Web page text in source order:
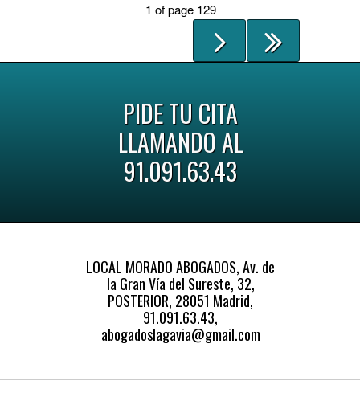
1 of page 129
PIDE TU CITA
LLAMANDO AL
91.091.63.43
LOCAL MORADO ABOGADOS, Av. de
la Gran Vía del Sureste, 32,
POSTERIOR, 28051 Madrid,
91.091.63.43,
abogadoslagavia@gmail.com